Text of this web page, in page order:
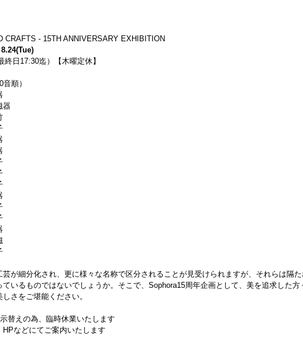
CRAFTS - 15TH ANNIVERSARY EXHIBITION
終日17:30迄）【木曜定休】
順）
器
磁器
竹
子
器
器
子
芸が細分化され、更に様々な名称で区分されることが見受けられますが、それらは隔
ているものではないでしょうか。そこで、Sophora15周年企画として、美を追求した方
さをご堪能ください。
替えの為、臨時休業いたします
などにてご案内いたします